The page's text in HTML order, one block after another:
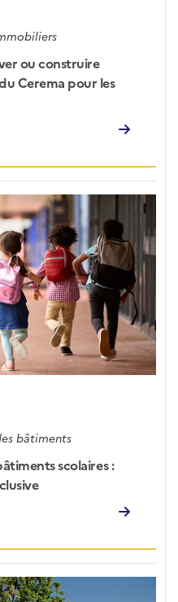
ou construire
Cerema pour les
bâtiments
scolaires :